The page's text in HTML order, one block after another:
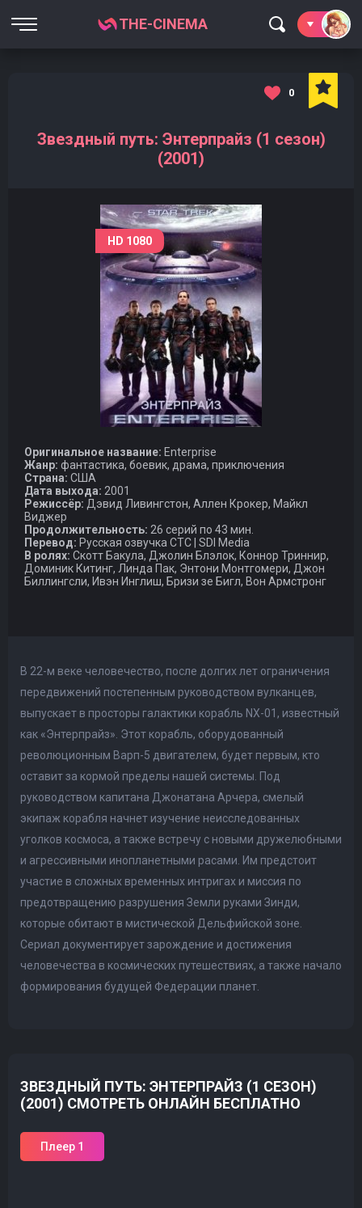
THE-CINEMA
Звездный путь: Энтерпрайз (1 сезон)
(2001)
0
HD 1080
Оригинальное название: Enterprise
Жанр: фантастика, боевик, драма, приключения
Страна: США
Дата выхода: 2001
Режиссёр: Дэвид Ливингстон, Аллен Крокер, Майкл
Виджер
Продолжительность: 26 серий по 43 мин.
Перевод: Русская озвучка CTC | SDI Media
В ролях: Скотт Бакула, Джолин Блэлок, Коннор Триннир,
Доминик Китинг, Линда Пак, Энтони Монтгомери, Джон
Биллингсли, Ивэн Инглиш, Бризи зе Бигл, Вон Армстронг
В 22-м веке человечество, после долгих лет ограничения
передвижений постепенным руководством вулканцев,
выпускает в просторы галактики корабль NX-01, известный
как «Энтерпрайз». Этот корабль, оборудованный
революционным Варп-5 двигателем, будет первым, кто
оставит за кормой пределы нашей системы. Под
руководством капитана Джонатана Арчера, смелый
экипаж корабля начнет изучение неисследованных
уголков космоса, а также встречу с новыми дружелюбными
и агрессивными инопланетными расами. Им предстоит
участие в сложных временных интригах и миссия по
предотвращению разрушения Земли руками Зинди,
которые обитают в мистической Дельфийской зоне.
Сериал документирует зарождение и достижения
человечества в космических путешествиях, а также начало
формирования будущей Федерации планет.
ЗВЕЗДНЫЙ ПУТЬ: ЭНТЕРПРАЙЗ (1 СЕЗОН)
(2001) СМОТРЕТЬ ОНЛАЙН БЕСПЛАТНО
Плеер 1